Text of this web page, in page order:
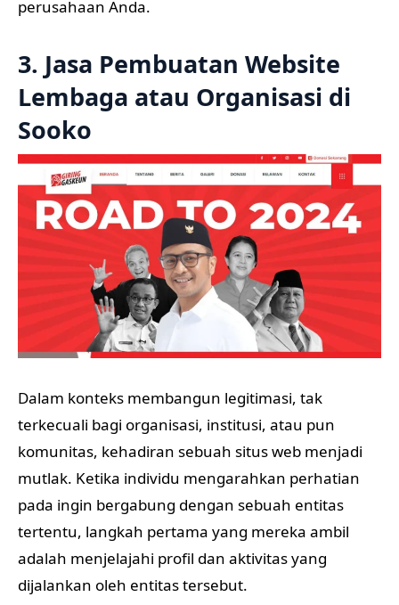
perusahaan Anda.
3. Jasa Pembuatan Website
Lembaga atau Organisasi di
Sooko
Dalam konteks membangun legitimasi, tak
terkecuali bagi organisasi, institusi, atau pun
komunitas, kehadiran sebuah situs web menjadi
mutlak. Ketika individu mengarahkan perhatian
pada ingin bergabung dengan sebuah entitas
tertentu, langkah pertama yang mereka ambil
adalah menjelajahi profil dan aktivitas yang
dijalankan oleh entitas tersebut.